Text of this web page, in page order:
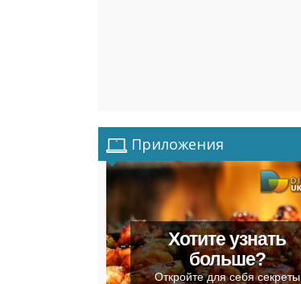
Приложения
Хотите узнать
больше?
Откройте для себя секреты